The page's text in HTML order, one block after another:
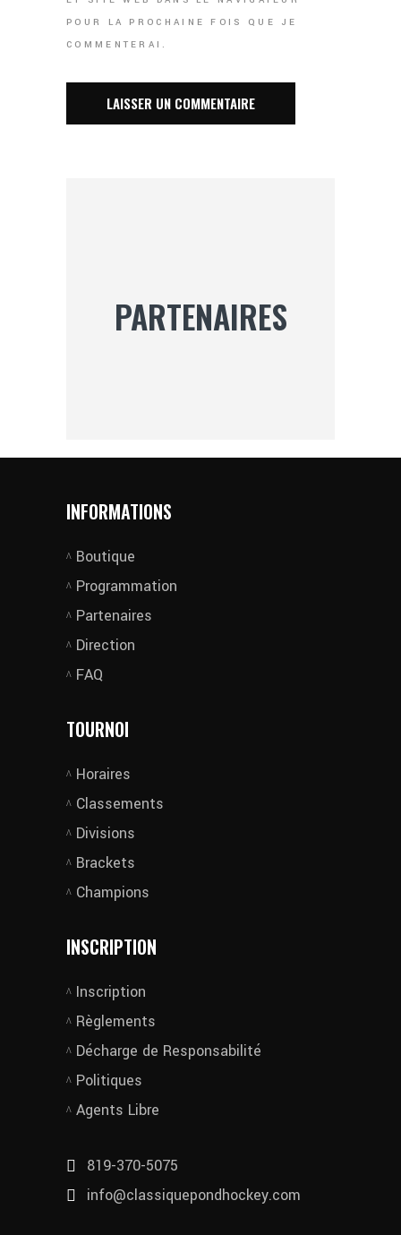
POUR LA PROCHAINE FOIS QUE JE
COMMENTERAI.
PARTENAIRES
INFORMATIONS
Boutique
Programmation
Partenaires
Direction
FAQ
TOURNOI
Horaires
Classements
Divisions
Brackets
Champions
INSCRIPTION
Inscription
Règlements
Décharge de Responsabilité
Politiques
Agents Libre
819-370-5075
info@classiquepondhockey.com